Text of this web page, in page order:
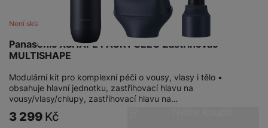
Panasonic XSHAPE PACK1 CEEG Zastřihovač
MULTISHAPE
Není skladem
Modulární kit pro komplexní péči o vousy, vlasy i tělo •
obsahuje hlavní jednotku, zastřihovací hlavu na
vousy/vlasy/chlupy, zastřihovací hlavu na…
3 299 Kč